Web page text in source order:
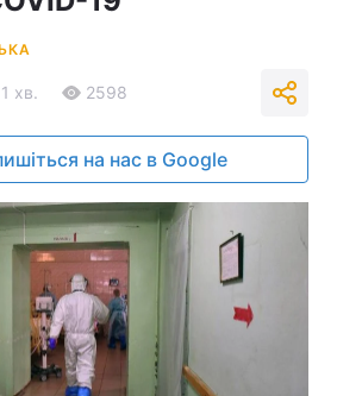
1 хв. 2598
на нас в Google